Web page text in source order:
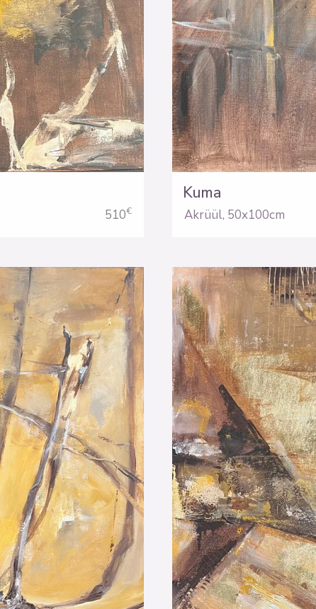
Kuma
Akrüül, 50x100cm
510€